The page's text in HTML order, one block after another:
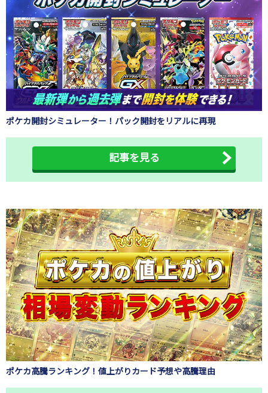
ポケカ開封シミュレーター！パック開封をリアルに再現
記事を見る
ポケカ高騰ランキング！値上がりカード予想や高騰理由